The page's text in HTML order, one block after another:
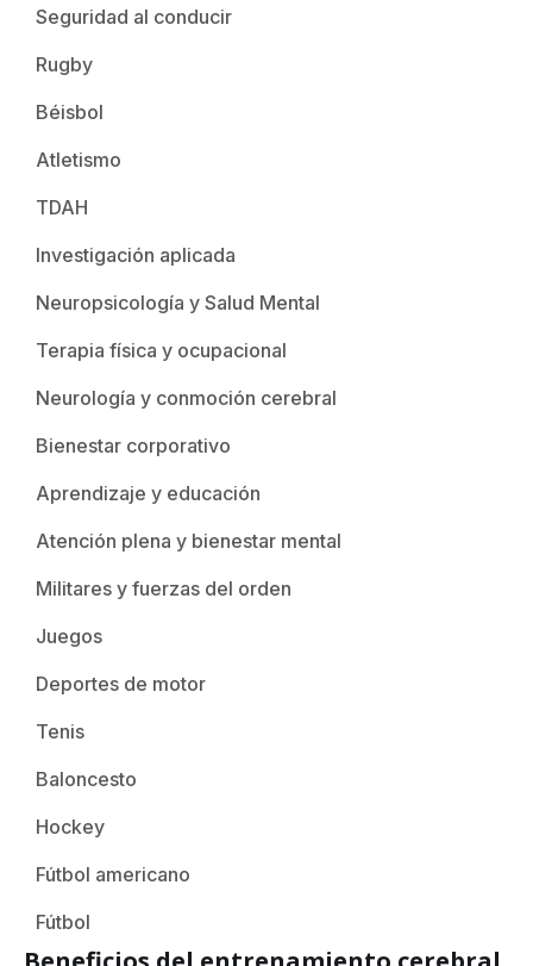
Seguridad al conducir
Rugby
Béisbol
Atletismo
TDAH
Investigación aplicada
Neuropsicología y Salud Mental
Terapia física y ocupacional
Neurología y conmoción cerebral
Bienestar corporativo
Aprendizaje y educación
Atención plena y bienestar mental
Militares y fuerzas del orden
Juegos
Deportes de motor
Tenis
Baloncesto
Hockey
Fútbol americano
Fútbol